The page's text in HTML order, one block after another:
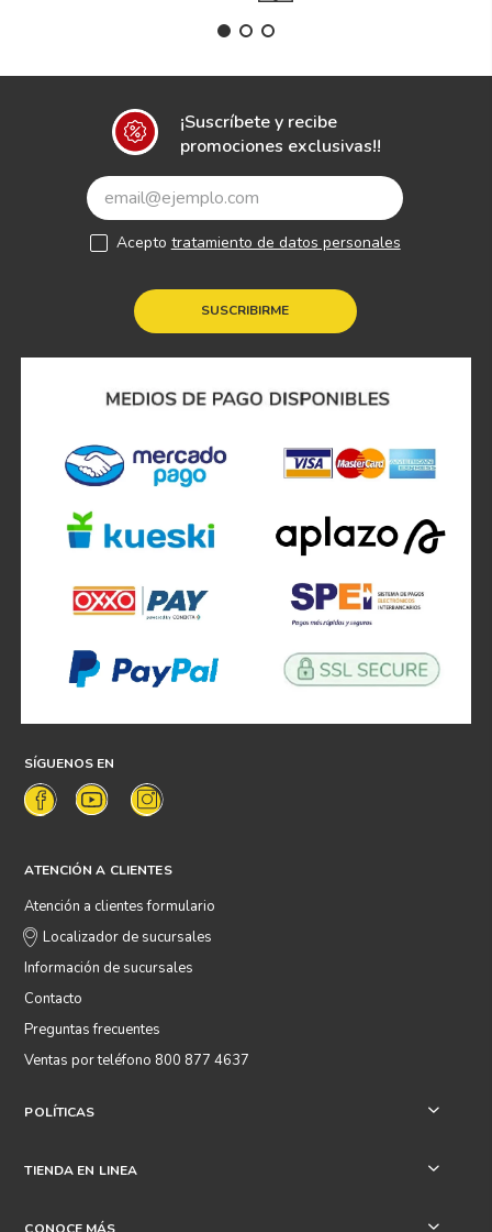
¡Suscríbete y recibe
promociones exclusivas!!
SUSCRIBIRME
Acepto tratamiento de datos personales
SÍGUENOS EN
ATENCIÓN A CLIENTES
Atención a clientes formulario
Localizador de sucursales
Información de sucursales
Contacto
Preguntas frecuentes
Ventas por teléfono 800 877 4637
POLÍTICAS +
TIENDA EN LINEA +
+